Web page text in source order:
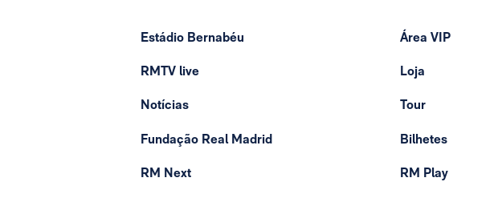
Estádio Bernabéu
RMTV live
Notícias
Fundação Real Madrid
RM Next
Área VIP
Loja
Tour
Bilhetes
RM Play